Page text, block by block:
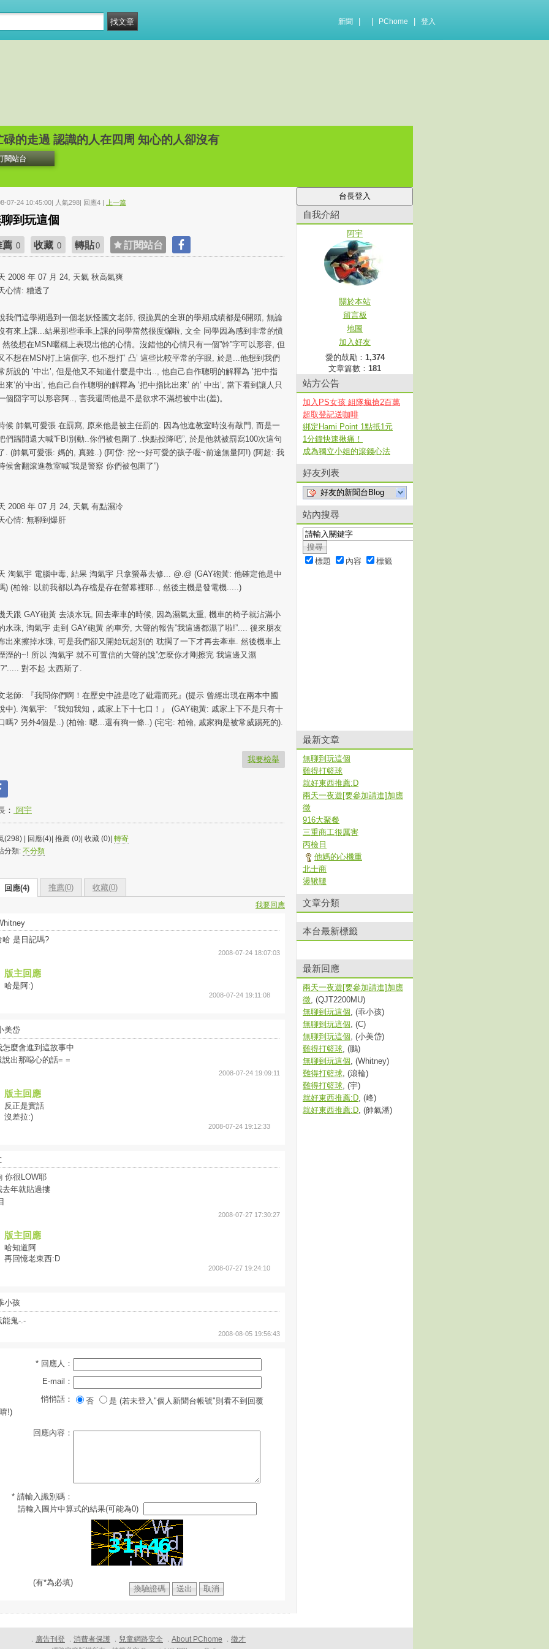
新聞 PChome 登入
的走過 認識的人在四周 知心的人卻沒有
閱站台
07-24 10:45:00| 人氣298| 回應4 | 上一篇
到玩這個
薦 0 收藏 0 轉貼0 訂閱站台
2008 年 07 月 24, 天氣 秋高氣爽
心情: 糟透了
我們這學期遇到一個老妖怪國文老師, 很詭異的全班的學期成績都是6開頭, 無論
有來上課...結果那些乖乖上課的同學當然很度爛啦, 文全 同學因為感到非常的憤
然後想在MSN暱稱上表現出他的心情。沒錯他的心情只有一個”幹”字可以形容, 但
不想在MSN打上這個字, 也不想打’ 凸’ 這些比較平常的字眼, 於是...他想到我們
所說的 ’中出’, 但是他又不知道什麼是中出.., 他自己自作聰明的解釋為 ’把中指
來’的’中出’, 他自己自作聰明的解釋為 ’把中指比出來’ 的’ 中出’, 當下看到讓人只
個囧字可以形容阿.., 害我還問他是不是欲求不滿想被中出(羞)。
候 帥氣可愛張 在罰寫, 原來他是被主任罰的. 因為他進教室時沒有敲門, 而是一
們踹開還大喊”FBI別動..你們被包圍了..快點投降吧”, 於是他就被罰寫100次這句
. (帥氣可愛張: 媽的, 真雖..) (阿岱: 挖~~好可愛的孩子喔~前途無量阿!) (阿超: 我
候會翻滾進教室喊”我是警察 你們被包圍了”)
2008 年 07 月 24, 天氣 有點濕冷
心情: 無聊到爆肝
淘氣宇 電腦中毒, 結果 淘氣宇 只拿螢幕去修... @.@ (GAY砲黃: 他確定他是中
) (柏翰: 以前我都以為存檔是存在營幕裡耶.., 然後主機是發電機.....)
天跟 GAY砲黃 去淡水玩, 回去牽車的時候, 因為濕氣太重, 機車的椅子就沾滿小
水珠, 淘氣宇 走到 GAY砲黃 的車旁, 大聲的報告”我這邊都濕了啦!”.... 後來朋友
出來擦掉水珠, 可是我們卻又開始玩起別的 耽擱了一下才再去牽車. 然後機車上
溼的~! 所以 淘氣宇 就不可置信的大聲的說”怎麼你才剛擦完 我這邊又濕
對不起 太西斯了.
老師: 『我問你們啊！在歷史中誰是吃了砒霜而死』(提示 曾經出現在兩本中國
中). 淘氣宇: 『我知我知，戚家上下十七口！』 (GAY砲黃: 戚家上下不是只有十
嗎? 另外4個是..) (柏翰: 嗯...還有狗一條..) (宅宅: 柏翰, 戚家狗是被常威踢死的).
我要檢舉
： 阿宇
(298) | 回應(4)| 推薦 (0)| 收藏 (0)| 轉寄
分類: 不分類
回應(4) 推薦(0) 收藏(0)
我要回應
哈 是日記嗎?
2008-07-24 18:07:03
版主回應
哈是阿:)
2008-07-24 19:11:08
美岱
怎麼會進到這故事中
說出那噁心的話= =
2008-07-24 19:09:11
版主回應
反正是實話
沒差拉:)
2008-07-24 19:12:33
你很LOW耶
去年就貼過摟
2008-07-27 17:30:27
版主回應
哈知道阿
再回憶老東西:D
2008-07-27 19:24:10
小孩
能鬼-.-
2008-08-05 19:56:43
* 回應人：
E-mail：
悄悄話：
否
是 (若未登入"個人新聞台帳號"則看不到回覆
唷!)
回應內容：
* 請輸入識別碼：
請輸入圖片中算式的結果(可能為0)
(有*為必填)
自我介紹
阿宇
關於本站
留言板
地圖
加入好友
愛的鼓勵： 1,374
文章篇數： 181
站方公告
加入PS女孩 組隊瘋搶2百萬
超取登記送咖啡
綁定Hami Point 1點抵1元
1分鐘快速揪痛！
成為獨立小姐的滾錢心法
好友列表
好友的新聞台Blog
站內搜尋
標題 內容 標籤
最新文章
無聊到玩這個
難得打籃球
就好東西推薦:D
兩天一夜遊[要參加請進]加應
徵
916大聚餐
三重商工很厲害
丙檢日
他媽的心機重
北士商
盪鞦韆
文章分類
本台最新標籤
最新回應
兩天一夜遊[要參加請進]加應
徵, (QJT2200MU)
無聊到玩這個, (乖小孩)
無聊到玩這個, (C)
無聊到玩這個, (小美岱)
難得打籃球, (鵬)
無聊到玩這個, (Whitney)
難得打籃球, (滾輪)
難得打籃球, (宇)
就好東西推薦:D, (峰)
就好東西推薦:D, (帥氣潘)
． 廣告刊登 ． 消費者保護 ． 兒童網路安全 ． About PChome ． 徵才